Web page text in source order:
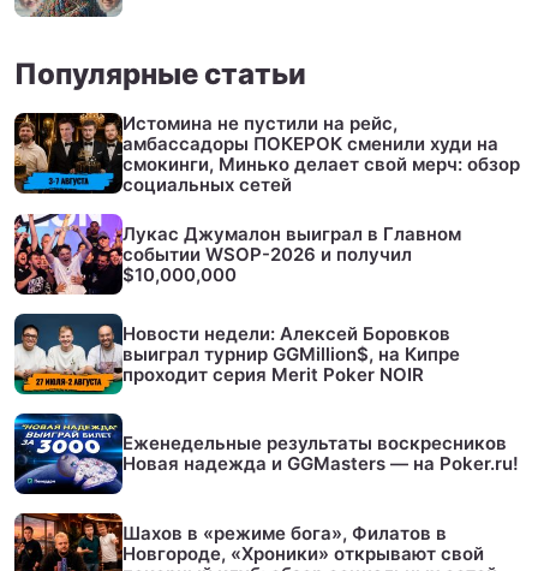
Популярные статьи
Истомина не пустили на рейс,
амбассадоры ПОКЕРОК сменили худи на
смокинги, Минько делает свой мерч: обзор
социальных сетей
Лукас Джумалон выиграл в Главном
событии WSOP-2026 и получил
$10,000,000
Новости недели: Алексей Боровков
выиграл турнир GGMillion$, на Кипре
проходит серия Merit Poker NOIR
Еженедельные результаты воскресников
Новая надежда и GGMasters — на Poker.ru!
Шахов в «режиме бога», Филатов в
Новгороде, «Хроники» открывают свой